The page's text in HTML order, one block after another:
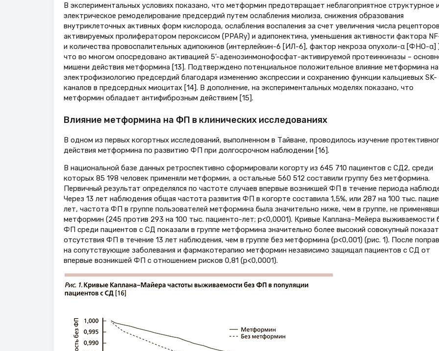
В экспериментальных условиях показано, что метформин предотвращает неблагоприятное структурное
электрическое ремоделирование предсердий путем ослабления миолиза, снижения образования
внутриклеточных активных форм кислорода, ослабления воспаления за счет увеличения числа
активируемых пролифератором пероксисом (PPARγ) и адипонектина, уменьшения активности фактора
и количества провоспалительных адипокинов (интерлейкин-6 [ИЛ-6], фактор некроза опухоли-α [ФНО-α]
что во многом опосредовано активацией 5’-аденозинмонофосфат-активируемой протеинкиназы –
мишени действия метформина [13]. Подтверждено потенциальное положительное влияние метформина на
электрофизиологию предсердий благодаря изменению экспрессии и сохранению функции кальциевых SK-
каналов в предсердных миоцитах [14]. В дополнение, на экспериментальных моделях показано, что
метформин обладает антифиброзным действием [15].
Влияние метформина на ФП в клинических исследованиях
В одном из первых когортных исследований, выполненном в Тайване, проводилось изучение
действия метформина по развитию ФП при долгосрочном наблюдении [16].
В национальной базе данных ретроспективно сформировали когорту из 645 710 пациентов с СД2, среди
которых 85 198 человек применяли метформин, а остальные 560 512 составили группу без метформина.
Первичный результат определялся по частоте случаев впервые возникшей ФП в течение периода
Через 13 лет наблюдения общая частота развития ФП в когорте составила 1,5%, или 287 на 100 тыс.
лет, частота ФП в группе пользователей метформина была значительно ниже, чем в группе, не
метформин (245 против 293 на 100 тыс. пациенто-лет; p<0,0001). Кривые Каплана–Мейера выживаемости
ФП среди пациентов с СД показали в группе метформина значительно более высокий совокупный
отсутствия ФП в течение 13 лет наблюдения, чем в группе без метформина (p<0,001) (рис. 1). После
на сопутствующие заболевания и фармакотерапию метформин независимо защищал пациентов с СД от
впервые возникшей ФП с отношением рисков 0,81 (p<0,0001).